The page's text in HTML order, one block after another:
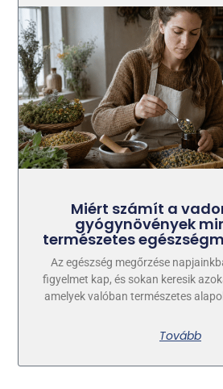
Miért számít a
gyógynövények
természetes
Az egészség megőrzése
figyelmet kap, és sokan keresik
amelyek valóban természetes
Tovább